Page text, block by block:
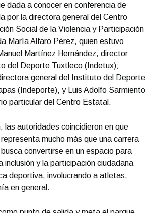
dada a conocer en conferencia de
por la directora general del Centro
Social de la Violencia y Participación
María Alfaro Pérez, quien estuvo
Martínez Hernández, director
del Deporte Tuxtleco (Indetux);
general del Instituto del Deporte
(Indeporte), y Luis Adolfo Sarmiento
particular del Centro Estatal.
las autoridades coincidieron en que
mucho más que una carrera
convertirse en un espacio para
inclusión y la participación ciudadana
deportiva, involucrando a atletas,
en general.